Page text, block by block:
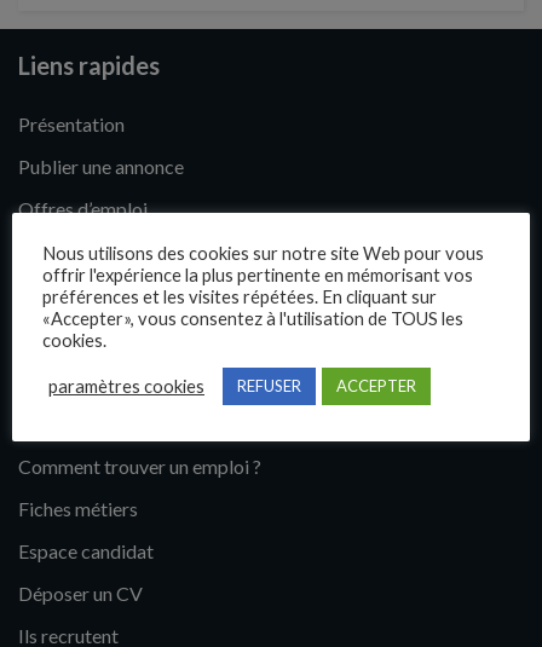
Liens rapides
Présentation
Publier une annonce
Offres d’emploi
Questions fréquentes
Blog
Contact
Comment trouver un emploi ?
Fiches métiers
Espace candidat
Déposer un CV
Ils recrutent
Nous utilisons des cookies sur notre site Web pour vous
offrir l'expérience la plus pertinente en mémorisant vos
préférences et les visites répétées. En cliquant sur
«Accepter», vous consentez à l'utilisation de TOUS les
cookies.
paramètres cookies REFUSER ACCEPTER